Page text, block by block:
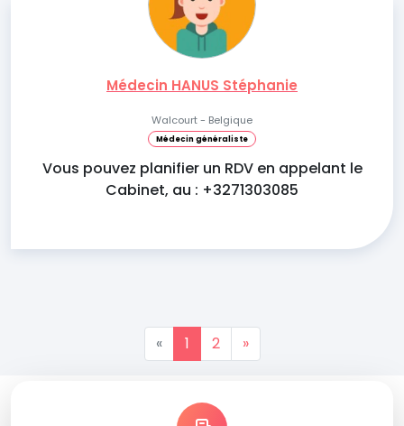
Médecin HANUS Stéphanie
Walcourt - Belgique
Médecin généraliste
Vous pouvez planifier un RDV en appelant le
Cabinet, au : +3271303085
« 1 2 »